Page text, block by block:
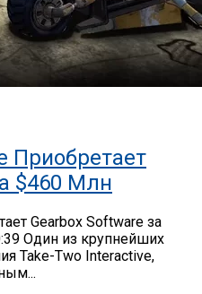
Приобретает
$460 Млн
Gearbox Software за
Один из крупнейших
Take-Two Interactive,